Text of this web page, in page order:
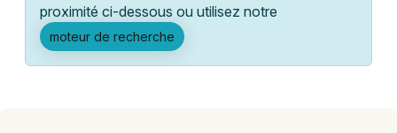
Activité & Expérience
Manifestations
Lyon
Marseille
proximité ci-dessous ou utilisez notre
moteur de recherche